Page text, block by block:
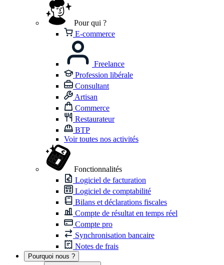
Pour qui ?
E-commerce
Freelance
Profession libérale
Consultant
Artisan
Commerce
Restaurateur
BTP
Voir toutes nos activités
Fonctionnalités
Logiciel de facturation
Logiciel de comptabilité
Bilans et déclarations fiscales
Compte de résultat en temps réel
Compte pro
Synchronisation bancaire
Notes de frais
Pourquoi nous ?